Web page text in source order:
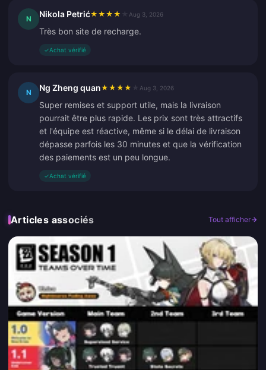
N Nikola Petrić★ ★ ★ ★ Aug 3, 2026
Très bon site de recharge.
✓Achat vérifié
N Ng Zheng quan★ ★ ★ ★ Aug 3, 2026
Super remises et support utile, mais la livraison
pourrait être plus rapide. Les prix sont très attractifs
et l'équipe est réactive, même si le délai de livraison
dépasse parfois les 30 minutes et que la vérification
des paiements est un peu longue.
✓Achat vérifié
Articles associés Tout afficher